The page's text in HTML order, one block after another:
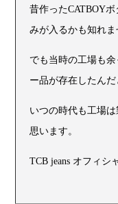
昔作ったCATBOY
みが入るかも知れま
でも当時の工場も
ー品が存在したんだ
いつの時代も工場
思います。
TCB jeans オフィシ